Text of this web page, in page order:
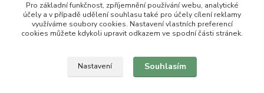
zeli-kn@seznam.cz
Pro základní funkčnost, zpříjemnění používání webu, analytické
účely a v případě udělení souhlasu také pro účely cílení reklamy
využíváme soubory cookies. Nastavení vlastních preferencí
cookies můžete kdykoli upravit odkazem ve spodní části stránek.
Nastavení Souhlasím